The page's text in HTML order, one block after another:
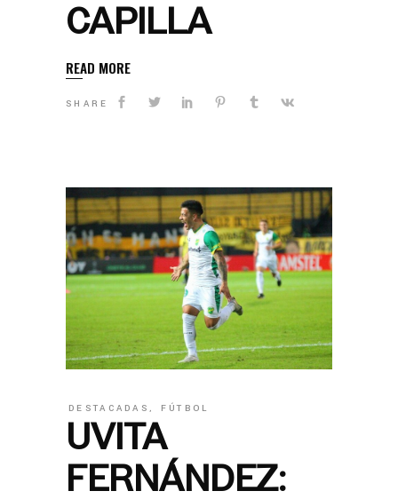
CAPILLA
READ MORE
SHARE
DESTACADAS, FÚTBOL
UVITA
FERNÁNDEZ: